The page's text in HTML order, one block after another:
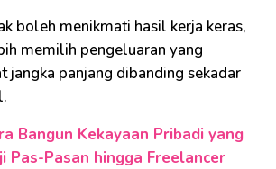
boleh menikmati hasil kerja keras,
memilih pengeluaran yang
jangka panjang dibanding sekadar
Bangun Kekayaan Pribadi yang
Pas-Pasan hingga Freelancer